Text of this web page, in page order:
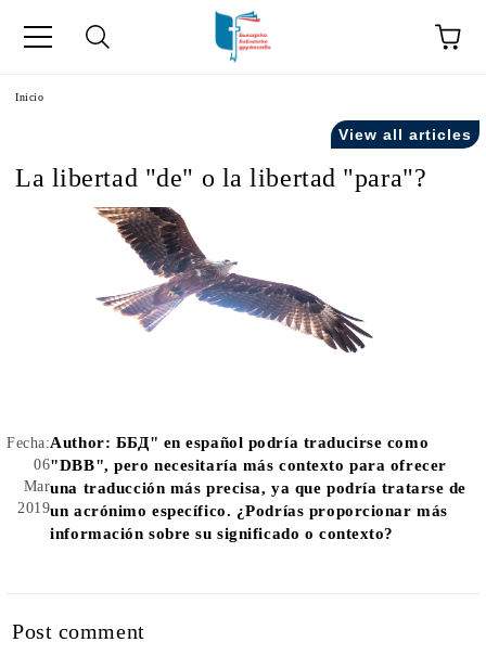
Inicio
View all articles
La libertad "de" o la libertad "para"?
Fecha:
06
Mar
2019
Author: ББД" en español podría traducirse como
"DBB", pero necesitaría más contexto para ofrecer
una traducción más precisa, ya que podría tratarse de
un acrónimo específico. ¿Podrías proporcionar más
información sobre su significado o contexto?
Post comment